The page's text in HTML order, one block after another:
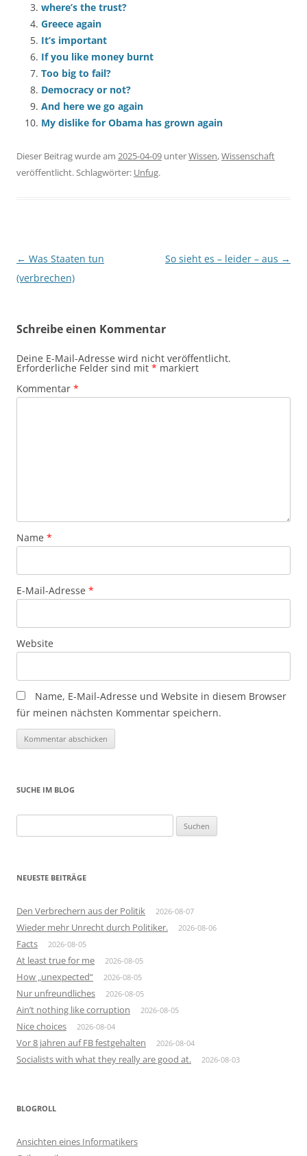
where’s the trust?
Greece again
It’s important
If you like money burnt
Too big to fail?
Democracy or not?
And here we go again
My dislike for Obama has grown again
Dieser Beitrag wurde am 2025-04-09 unterWissen,Wissenschaft
veröffentlicht. Schlagwörter: Unfug.
Beitragsnavigation
← Was Staaten tun
(verbrechen)
So sieht es – leider – aus →
Schreibe einen Kommentar
Deine E-Mail-Adresse wird nicht veröffentlicht.
Erforderliche Felder sind mit * markiert
Kommentar *
Name *
E-Mail-Adresse *
Website
Name, E-Mail-Adresse und Website in diesem Browser
für meinen nächsten Kommentar speichern.
SUCHE IM BLOG
nach:
NEUESTE BEITRÄGE
Den Verbrechern aus der Politik 2026-08-07
Wieder mehr Unrecht durch Politiker. 2026-08-06
Facts 2026-08-05
At least true for me 2026-08-05
How „unexpected“ 2026-08-05
Nur unfreundliches 2026-08-05
Ain’t nothing like corruption 2026-08-05
Nice choices 2026-08-04
Vor 8 jahren auf FB festgehalten 2026-08-04
Socialists with what they really are good at. 2026-08-03
BLOGROLL
Ansichten eines Informatikers